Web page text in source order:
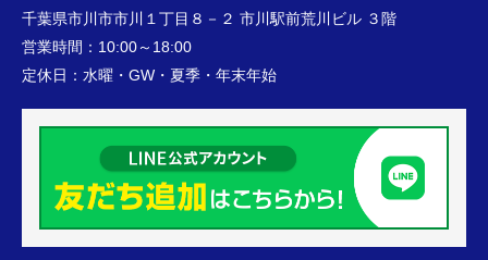
千葉県市川市市川１丁目８－２ 市川駅前荒川ビル ３階
営業時間： 10:00～18:00
定休日： 水曜・GW・夏季・年末年始